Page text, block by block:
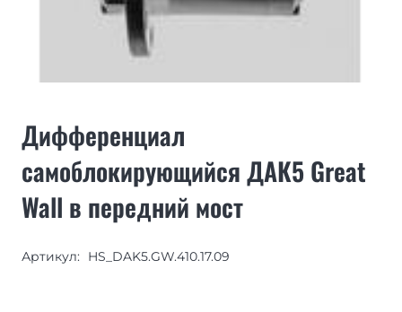
Дифференциал
самоблокирующийся ДАК5 Great
Wall в передний мост
Артикул: HS_DAK5.GW.410.17.09